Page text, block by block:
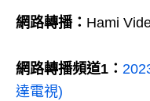
網路轉播： Hami
網路轉播頻道1：
達電視)